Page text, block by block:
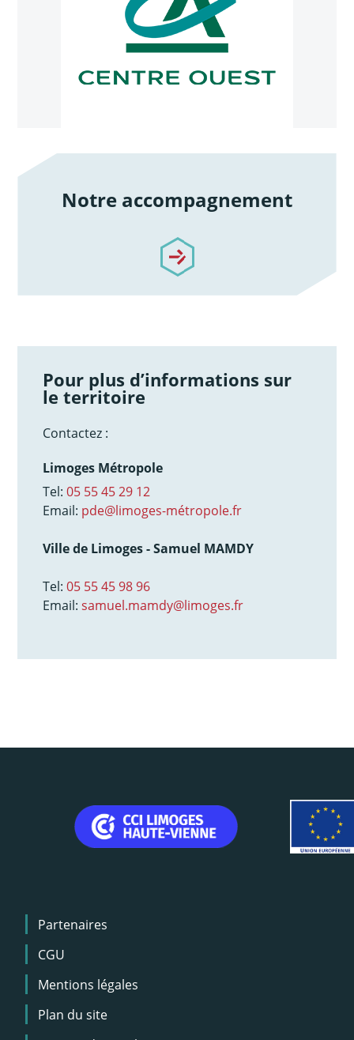
Notre accompagnement
/notre-accompagnement
Pour plus d’informations sur
le territoire
Contactez :
Limoges Métropole
Tel:05 55 45 29 12
Email: pde@limoges-métropole.fr
Ville de Limoges - Samuel MAMDY
Tel:05 55 45 98 96
Email:samuel.mamdy@limoges.fr
Menu
Pied
de
page
Partenaires
CGU
Mentions légales
Plan du site